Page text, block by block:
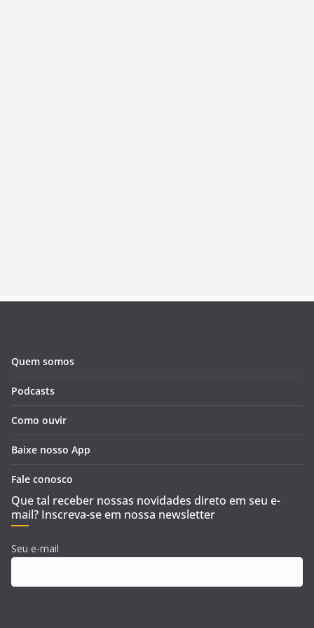
Quem somos
Podcasts
Como ouvir
Baixe nosso App
Fale conosco
Que tal receber nossas novidades direto em seu e-
mail? Inscreva-se em nossa newsletter
Seu e-mail